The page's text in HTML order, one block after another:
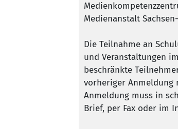
Medienanstalt
Die Teilnahme an
und Veranstaltungen
beschränkte
vorheriger Anmeldung
Anmeldung muss in
Brief, per Fax oder im